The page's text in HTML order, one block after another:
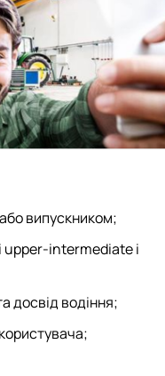
випускником;
upper-intermediate і
досвід водіння;